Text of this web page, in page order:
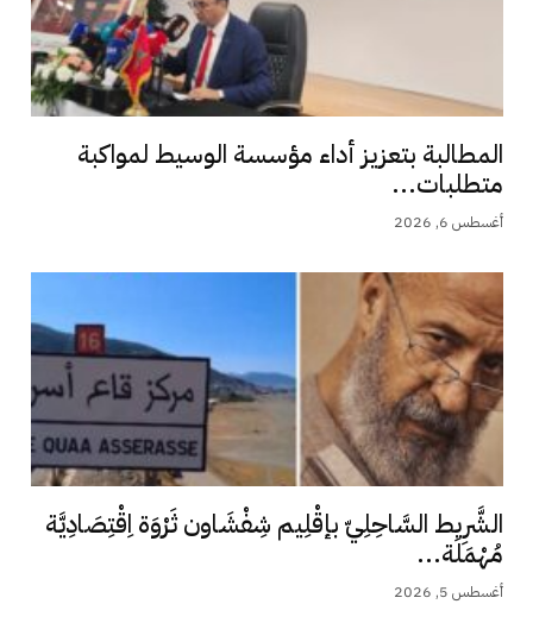
المطالبة بتعزيز أداء مؤسسة الوسيط لمواكبة
متطلبات...
أغسطس 6, 2026
الشَّرِيط السَّاحِلِيّ بإقْلِيم شِفْشَاون ثَرْوَة اِقْتِصَادِيَّة
مُهْمَلَة...
أغسطس 5, 2026